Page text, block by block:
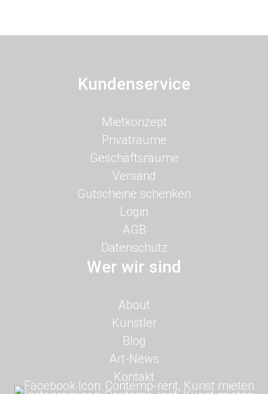
Kundenservice
Navigation
überspringen
Mietkonzept
Privaträume
Geschäftsräume
Versand
Gutscheine schenken
Login
AGB
Datenschutz
Wer wir sind
Navigation
überspringen
About
Künstler
Blog
Art-News
Kontakt